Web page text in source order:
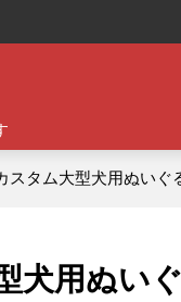
スタム大型犬用ぬいぐ
犬用ぬい